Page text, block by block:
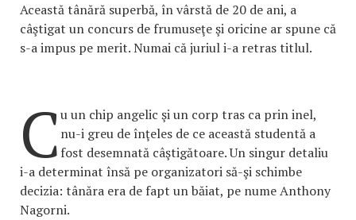
Această tânără superbă, în vârstă de 20 de ani, a
câştigat un concurs de frumuseţe şi oricine ar spune că
s-a impus pe merit. Numai că juriul i-a retras titlul.
Cu un chip angelic şi un corp tras ca prin inel,
nu-i greu de înţeles de ce această studentă a
fost desemnată câştigătoare. Un singur detaliu
i-a determinat însă pe organizatori să-şi schimbe
decizia: tânăra era de fapt un băiat, pe nume Anthony
Nagorni.